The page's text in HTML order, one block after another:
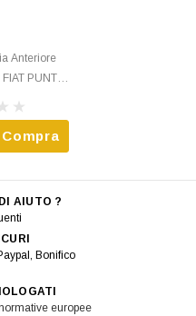
Anteriore
FIAT PUNTO
Compra
AIUTO ?
Bonifico
europee